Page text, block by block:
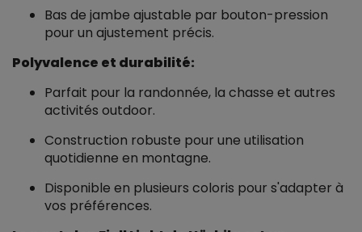
Bas de jambe ajustable par bouton-pression
pour un ajustement précis.
Polyvalence et durabilité:
Parfait pour la randonnée, la chasse et autres
activités outdoor.
Construction robuste pour une utilisation
quotidienne en montagne.
Disponible en plusieurs coloris pour s'adapter à
vos préférences.